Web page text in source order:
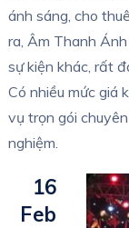
ánh sáng, cho
ra, Âm Thanh
sự kiện khác, rất
Có nhiều mức giá
vụ trọn gói
nghiệm.
16
Feb